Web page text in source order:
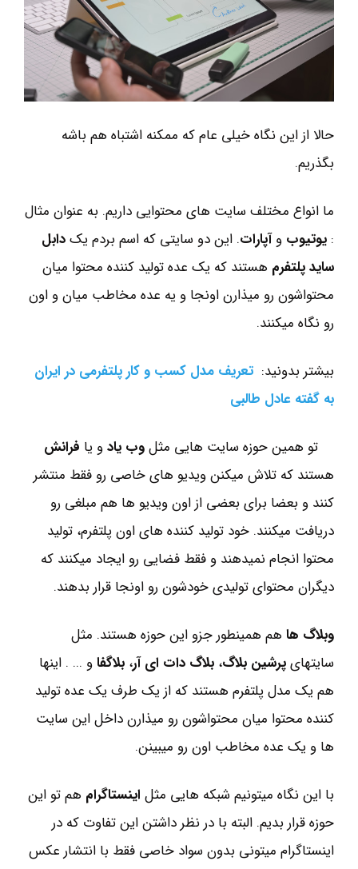
حالا از این نگاه خیلی عام که ممکنه اشتباه هم باشه
بگذریم.
ما انواع مختلف سایت های محتوایی داریم. به عنوان مثال
: یوتیوب وآپارات. این دو سایتی که اسم بردم یکدابل
ساید پلتفرم هستند که یک عده تولید کننده محتوا میان
محتواشون رو میذارن اونجا و یه عده مخاطب میان و اون
رو نگاه میکنند.
بیشتر بدونید: تعریف مدل کسب و کار پلتفرمی در ایران
به گفته عادل طالبی
تو همین حوزه سایت هایی مثلوب یادو یا فرانش
هستند که تلاش میکنن ویدیو های خاصی رو فقط منتشر
کنند و بعضا برای بعضی از اون ویدیو ها هم مبلغی رو
دریافت میکنند. خود تولید کننده های اون پلتفرم، تولید
محتوا انجام نمیدهند و فقط فضایی رو ایجاد میکنند که
دیگران محتوای تولیدی خودشون رو اونجا قرار بدهند.
وبلاگ ها هم همینطور جزو این حوزه هستند. مثل
سایتهایپرشین بلاگ، بلاگ دات ای آر، بلاگفاو ... . اینها
هم یک مدل پلتفرم هستند که از یک طرف یک عده تولید
کننده محتوا میان محتواشون رو میذارن داخل این سایت
ها و یک عده مخاطب اون رو میبینن.
با این نگاه میتونیم شبکه هایی مثل اینستاگرام هم تو این
حوزه قرار بدیم. البته با در نظر داشتن این تفاوت که در
اینستاگرام میتونی بدون سواد خاصی فقط با انتشار عکس